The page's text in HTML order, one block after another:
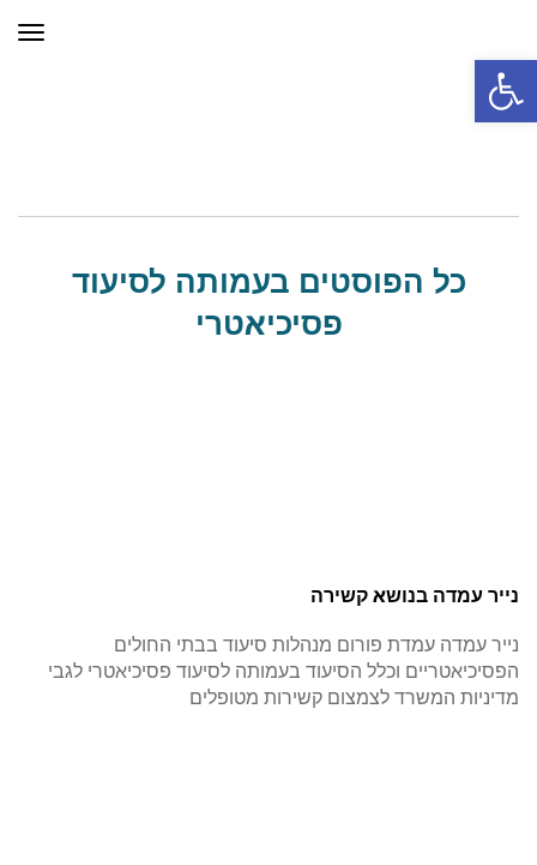
פתח סרגל נגישות
כל הפוסטים בעמותה לסיעוד
פסיכיאטרי
נייר עמדה בנושא קשירה
נייר עמדה עמדת פורום מנהלות סיעוד בבתי החולים
הפסיכיאטריים וכלל הסיעוד בעמותה לסיעוד פסיכיאטרי לגבי
מדיניות המשרד לצמצום קשירות מטופלים